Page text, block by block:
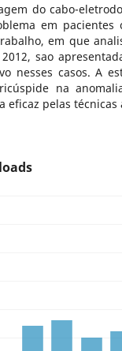
do cabo-
em pacientes
em que
sao
nesses casos. A
na
eficaz pelas técnicas